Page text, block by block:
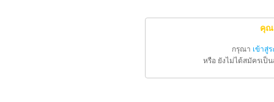
คุณ
กรุณา เข้าสู่
หรือ ยังไม่ได้สมัครเป็